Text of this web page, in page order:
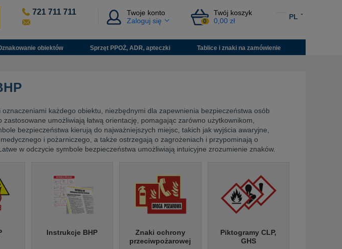
721 711 711
Twoje konto
Zaloguj się
Twój koszyk
0 0,00 zł
PL
obiektów Sprzęt PPOŻ, ADR, apteczki Tablice i znaki na zamówienie
każdego obiektu, niezbędnymi dla zapewnienia bezpieczeństwa osób
umożliwiają łatwą orientację, pomagając zarówno użytkownikom,
bezpieczeństwa kierują do najważniejszych miejsc, takich jak wyjścia awaryjne,
i pożarniczego, a także ostrzegają o zagrożeniach i przypominają o
w odczycie symbole bezpieczeństwa umożliwiają intuicyjne zrozumienie znaków.
Instrukcje BHP
Znaki ochrony
przeciwpożarowej
Piktogramy CLP,
GHS